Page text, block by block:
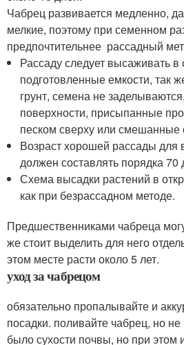
Чабрец развивается медленно,
мелкие, поэтому при семенном
предпочтительнее рассадный
Рассаду следует высаживать
подготовленные емкости, так
грунт, семена не
поверхности, присыпанные
песком сверху или смешанные
Возраст хорошей рассады для
должен составлять порядка 70
Схема высадки растений в
как при безрассадном методе.
Предшественниками чабреца
же стоит выделить для него
этом месте расти около 5 лет.
уход за чабрецом
обязательно пропалывайте и
посадки. поливайте чабрец, но
было сухости почвы, но при этом